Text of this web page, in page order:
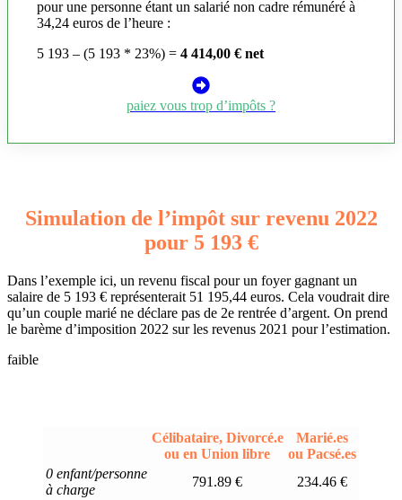
pour une personne étant un salarié non cadre rémunéré à
34,24 euros de l’heure :
5 193 – (5 193 * 23%) = 4 414,00 € net
paiez vous trop d’impôts ?
Simulation de l’impôt sur revenu 2022
pour 5 193 €
Dans l’exemple ici, un revenu fiscal pour un foyer gagnant un
salaire de 5 193 € représenterait 51 195,44 euros. Cela voudrait dire
qu’un couple marié ne déclare pas de 2e rentrée d’argent. On prend
le barème d’imposition 2022 sur les revenus 2021 pour l’estimation.
faible
Célibataire, Divorcé.e
ou en Union libre
Marié.es
ou Pacsé.es
0 enfant/personne
à charge
791.89 €
234.46 €